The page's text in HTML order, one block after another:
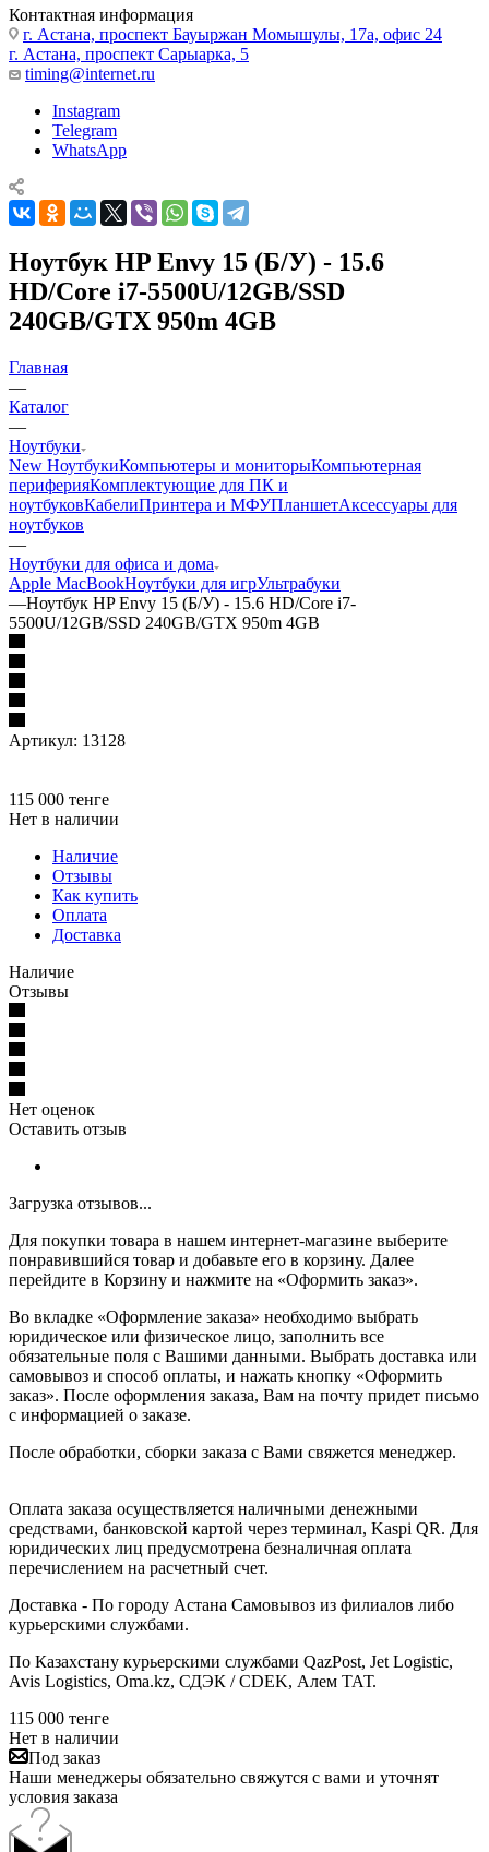
Контактная информация
г. Астана, проспект Бауыржан Момышулы, 17а, офис 24
г. Астана, проспект Сарыарка, 5
timing@internet.ru
Instagram
Telegram
WhatsApp
Ноутбук HP Envy 15 (Б/У) - 15.6
HD/Core i7-5500U/12GB/SSD
240GB/GTX 950m 4GB
Главная
—
Каталог
—
Ноутбуки
New НоутбукиКомпьютеры и мониторыКомпьютерная
периферияКомплектующие для ПК и
ноутбуковКабелиПринтера и МФУПланшетАксессуары для
ноутбуков
—
Ноутбуки для офиса и дома
Apple MacBookНоутбуки для игрУльтрабуки
—Ноутбук HP Envy 15 (Б/У) - 15.6 HD/Core i7-
5500U/12GB/SSD 240GB/GTX 950m 4GB
Артикул: 13128
115 000 тенге
Нет в наличии
Наличие
Отзывы
Как купить
Оплата
Доставка
Наличие
Отзывы
Нет оценок
Оставить отзыв
Загрузка отзывов...
Для покупки товара в нашем интернет-магазине выберите
понравившийся товар и добавьте его в корзину. Далее
перейдите в Корзину и нажмите на «Оформить заказ».
Во вкладке «Оформление заказа» необходимо выбрать
юридическое или физическое лицо, заполнить все
обязательные поля с Вашими данными. Выбрать доставка или
самовывоз и способ оплаты, и нажать кнопку «Оформить
заказ». После оформления заказа, Вам на почту придет письмо
с информацией о заказе.
После обработки, сборки заказа с Вами свяжется менеджер.
Оплата заказа осуществляется наличными денежными
средствами, банковской картой через терминал, Kaspi QR. Для
юридических лиц предусмотрена безналичная оплата
перечислением на расчетный счет.
Доставка - По городу Астана Самовывоз из филиалов либо
курьерскими службами.
По Казахстану курьерскими службами QazPost, Jet Logistic,
Avis Logistics, Oma.kz, СДЭК / CDEK, Алем ТАТ.
115 000 тенге
Нет в наличии
Под заказ
Наши менеджеры обязательно свяжутся с вами и уточнят
условия заказа